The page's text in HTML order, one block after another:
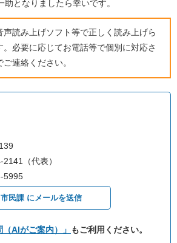
となりましたら幸いです。
声読み上げソフト等で正しく読み上げら
必要に応じてお電話等で個別に対応さ
連絡ください。
（代表）
5995
市民課 にメールを送信
（AIがご案内）」 もご利用ください。